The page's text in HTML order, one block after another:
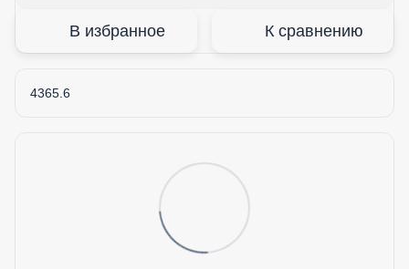
В избранное К сравнению
4365.6